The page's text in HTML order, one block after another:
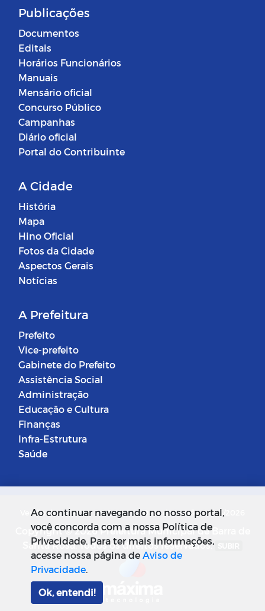
Publicações
Documentos
Editais
Horários Funcionários
Manuais
Mensário oficial
Concurso Público
Campanhas
Diário oficial
Portal do Contribuinte
A Cidade
História
Mapa
Hino Oficial
Fotos da Cidade
Aspectos Gerais
Notícias
A Prefeitura
Prefeito
Vice-prefeito
Gabinete do Prefeito
Assistência Social
Administração
Educação e Cultura
Finanças
Infra-Estrutura
Saúde
Versão do Sistema: 5.0.268 Data da Versão: 18/03/2026
Copyright © 2026 Prefeitura Municipal de Barra de
Santa Rosa. Todos os direitos reservados.
Ao continuar navegando no nosso portal,
você concorda com a nossa Política de
Privacidade. Para ter mais informações,
acesse nossa página deAviso de
Privacidade.
Ok, entendi!